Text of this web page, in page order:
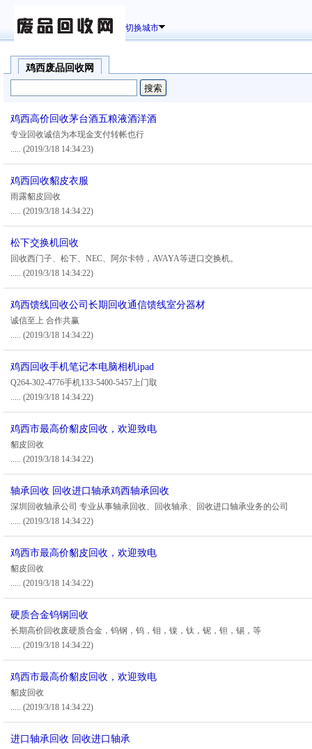
切换城市
鸡西废品回收网
鸡西高价回收茅台酒五粮液酒洋酒
专业回收诚信为本现金支付转帐也行
..... (2019/3/18 14:34:23)
鸡西回收貂皮衣服
雨露貂皮回收
..... (2019/3/18 14:34:22)
松下交换机回收
回收西门子、松下、NEC、阿尔卡特，AVAYA等进口交换机。
..... (2019/3/18 14:34:22)
鸡西馈线回收公司长期回收通信馈线室分器材
诚信至上 合作共赢
..... (2019/3/18 14:34:22)
鸡西回收手机笔记本电脑相机ipad
Q264-302-4776手机133-5400-5457上门取
..... (2019/3/18 14:34:22)
鸡西市最高价貂皮回收，欢迎致电
貂皮回收
..... (2019/3/18 14:34:22)
轴承回收 回收进口轴承鸡西轴承回收
深圳回收轴承公司 专业从事轴承回收、回收轴承、回收进口轴承业务的公司
..... (2019/3/18 14:34:22)
鸡西市最高价貂皮回收，欢迎致电
貂皮回收
..... (2019/3/18 14:34:22)
硬质合金钨钢回收
长期高价回收废硬质合金，钨钢，钨，钼，镍，钛，铌，钽，锡，等
..... (2019/3/18 14:34:22)
鸡西市最高价貂皮回收，欢迎致电
貂皮回收
..... (2019/3/18 14:34:22)
进口轴承回收 回收进口轴承